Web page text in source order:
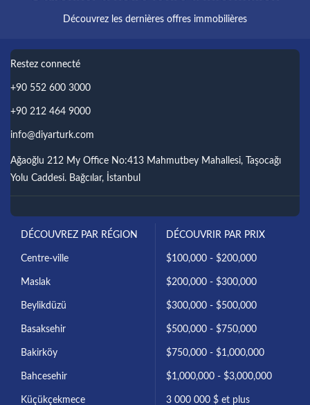
Découvrez les dernières offres immobilières
Restez connecté
+90 552 600 3000
+90 212 464 9000
info@diyarturk.com
Ağaoğlu 212 My Office No:413 Mahmutbey Mahallesi, Taşocağı
Yolu Caddesi. Bağcılar, İstanbul
DÉCOUVREZ PAR RÉGION
Centre-ville
Maslak
Beylikdüzü
Basaksehir
Bakirköy
Bahcesehir
Küçükçekmece
DÉCOUVRIR PAR PRIX
$100,000 - $200,000
$200,000 - $300,000
$300,000 - $500,000
$500,000 - $750,000
$750,000 - $1,000,000
$1,000,000 - $3,000,000
3 000 000 $ et plus